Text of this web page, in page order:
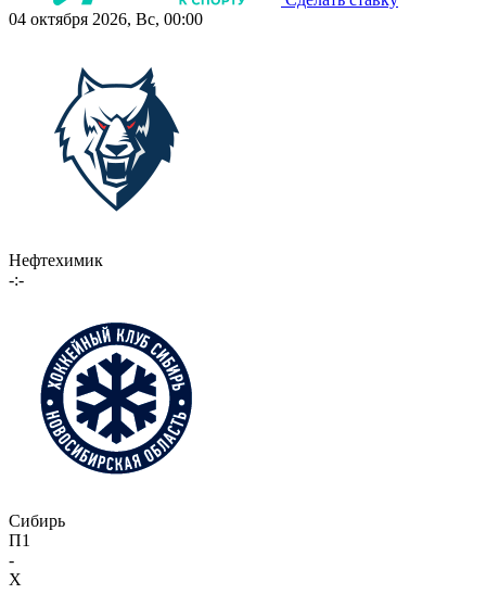
04 октября 2026, Вс, 00:00
Нефтехимик
-:-
Сибирь
П1
-
X